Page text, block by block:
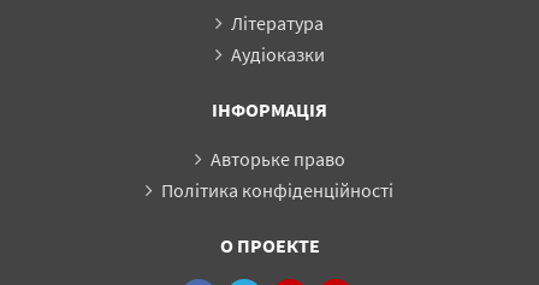
Література
Аудіоказки
ІНФОРМАЦІЯ
Авторьке право
Політика конфіденційності
О ПРОЕКТЕ